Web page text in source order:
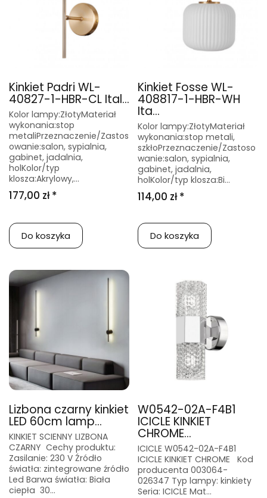
Kinkiet Padri WL-
40827-1-HBR-CL Ital...
Kolor lampy:ZłotyMateriał
wykonania:stop
metaliPrzeznaczenie/Zastos
owanie:salon, sypialnia,
gabinet, jadalnia,
holKolor/typ
klosza:Akrylowy,...
177,00 zł *
Do koszyka
Kinkiet Fosse WL-
408817-1-HBR-WH
Ita...
Kolor lampy:ZłotyMateriał
wykonania:stop metali,
szkłoPrzeznaczenie/Zastoso
wanie:salon, sypialnia,
gabinet, jadalnia,
holKolor/typ klosza:Bi...
114,00 zł *
Do koszyka
Lizbona czarny kinkiet
LED 60cm lamp...
KINKIET SCIENNY LIZBONA
CZARNY Cechy produktu:
Zasilanie: 230 V Źródło
światła: zintegrowane źródło
Led Barwa światła: Biała
ciepła 30...
W0542-02A-F4B1
ICICLE KINKIET
CHROME...
ICICLE W0542-02A-F4B1
ICICLE KINKIET CHROME Kod
producenta 003064-
026347 Typ lampy: kinkiety
Seria: ICICLE Mat...